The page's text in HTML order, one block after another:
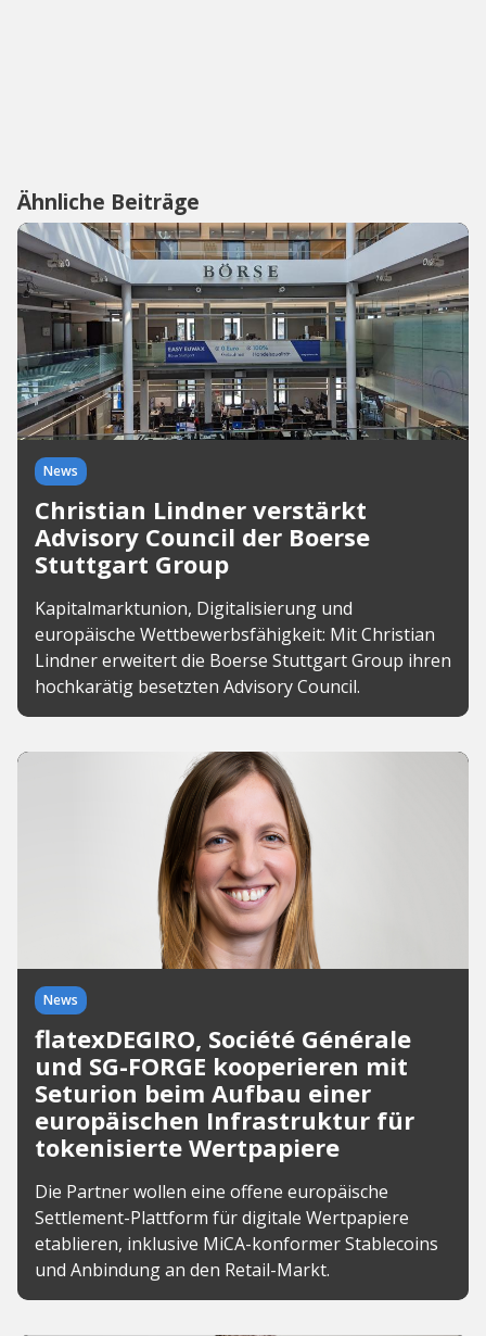
Ähnliche Beiträge
News
Christian Lindner verstärkt
Advisory Council der Boerse
Stuttgart Group
Kapitalmarktunion, Digitalisierung und
europäische Wettbewerbsfähigkeit: Mit Christian
Lindner erweitert die Boerse Stuttgart Group ihren
hochkarätig besetzten Advisory Council.
News
flatexDEGIRO, Société Générale
und SG-FORGE kooperieren mit
Seturion beim Aufbau einer
europäischen Infrastruktur für
tokenisierte Wertpapiere
Die Partner wollen eine offene europäische
Settlement-Plattform für digitale Wertpapiere
etablieren, inklusive MiCA-konformer Stablecoins
und Anbindung an den Retail-Markt.